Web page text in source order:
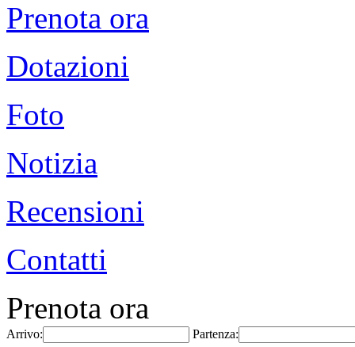
Prenota ora
Dotazioni
Foto
Notizia
Recensioni
Contatti
Prenota ora
Arrivo: Partenza: